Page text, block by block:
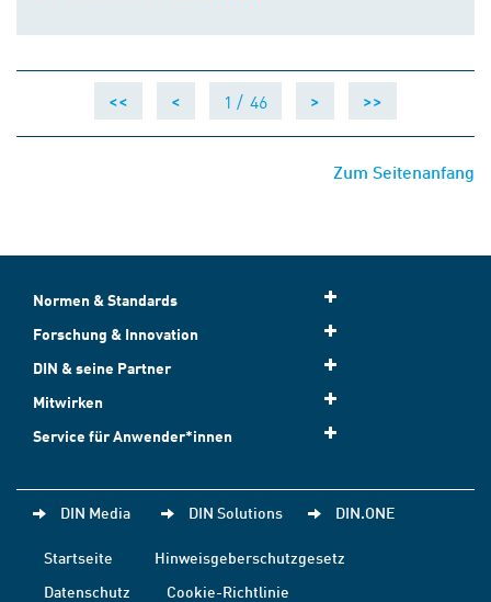
<< < 1 / 46 > >>
Zum Seitenanfang
Normen & Standards
Forschung & Innovation
DIN & seine Partner
Mitwirken
Service für Anwender*innen
DIN Media DIN Solutions DIN.ONE
Startseite
Hinweisgeberschutzgesetz
Datenschutz
Cookie-Richtlinie